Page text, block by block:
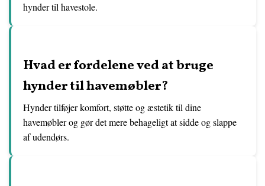
hynder til havestole.
Hvad er fordelene ved at bruge
hynder til havemøbler?
Hynder tilføjer komfort, støtte og æstetik til dine
havemøbler og gør det mere behageligt at sidde og slappe
af udendørs.